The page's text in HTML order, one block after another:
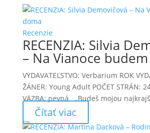
Recenzie
RECENZIA: Silvia
– Na Vianoce
VYDAVATEĽSTVO: Verbarium ROK
ŽÁNER: Young Adult POČET STRÁN:
VÄZBA: pevná „Budeš mojou
Čítať viac